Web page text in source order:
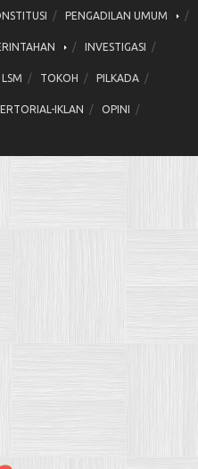
PENGADILAN UMUM
INVESTIGASI
TOKOH PILKADA
IKLAN OPINI